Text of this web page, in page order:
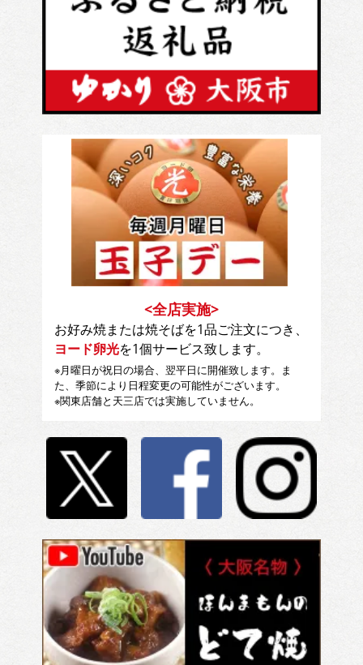
<全店実施>
お好み焼または焼そばを1品ご注文につき、
ヨード卵光を1個サービス致します。
※月曜日が祝日の場合、翌平日に開催致します。ま
た、季節により日程変更の可能性がございます。
※関東店舗と天三店では実施していません。